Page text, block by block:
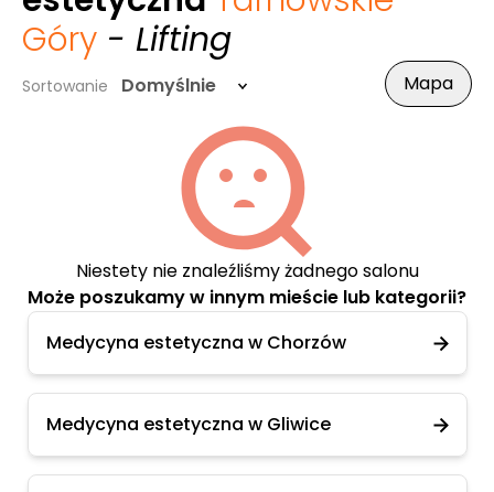
Góry - Lifting
Sortowanie Domyślnie Mapa
Niestety nie znaleźliśmy żadnego salonu
Może poszukamy w innym mieście lub kategorii?
Medycyna estetyczna w Chorzów
Medycyna estetyczna w Gliwice